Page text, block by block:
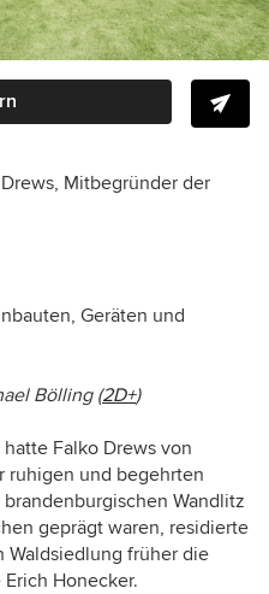
Mitbegründer der
Geräten und
Bölling (2D+)
Falko Drews von
ruhigen und begehrten
Wandlitz
geprägt waren, residierte
Waldsiedlung früher die
Honecker.